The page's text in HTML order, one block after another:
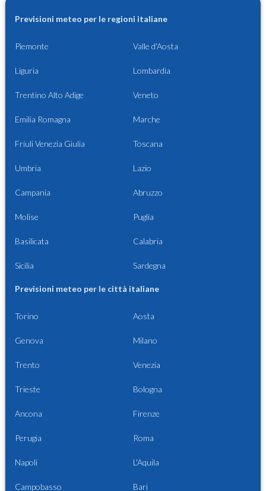
Previsioni meteo per le regioni italiane
Piemonte Valle d'Aosta
Liguria Lombardia
Trentino Alto Adige Veneto
Emilia Romagna Marche
Friuli Venezia Giulia Toscana
Umbria Lazio
Campania Abruzzo
Molise Puglia
Basilicata Calabria
Sicilia Sardegna
Previsioni meteo per le città italiane
Torino Aosta
Genova Milano
Trento Venezia
Trieste Bologna
Ancona Firenze
Perugia Roma
Napoli L'Aquila
Campobasso Bari